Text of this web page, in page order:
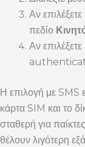
Αν
πεδίο
Αν
Η επιλογή με SMS
κάρτα SIM και το
σταθερή για
θέλουν λιγότερη